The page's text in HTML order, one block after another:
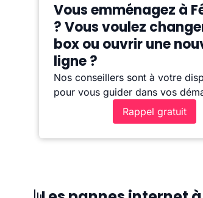
Vous emménagez à
? Vous voulez
box ou ouvrir une
ligne ?
Nos conseillers sont à votre
pour vous guider dans vos
Rappel gratuit